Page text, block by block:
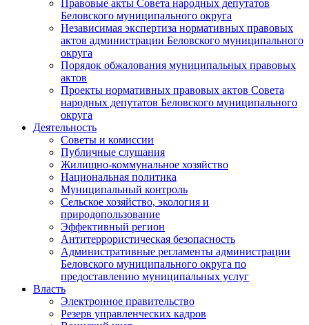
Правовые акты Совета народных депутатов
Беловского муниципального округа
Независимая экспертиза нормативных правовых
актов администрации Беловского муниципального
округа
Порядок обжалования муниципальных правовых
актов
Проекты нормативных правовых актов Совета
народных депутатов Беловского муниципального
округа
Деятельность
Советы и комиссии
Публичные слушания
Жилищно-коммунальное хозяйство
Национальная политика
Муниципальный контроль
Сельское хозяйство, экология и
природопользование
Эффективный регион
Антитеррористическая безопасность
Административные регламенты администрации
Беловского муниципального округа по
предоставлению муниципальных услуг
Власть
Электронное правительство
Резерв управленческих кадров